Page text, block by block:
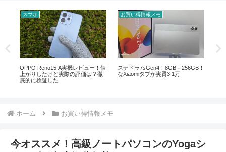
スマホ
OPPO Reno15 A実機レビュー！値
上がりしたけど実際の評価は？徹
底的に検証した
お買い得情報メモ
スナドラ7sGen4！8GB＋256GB！
なXiaomiタブが実質3.1万
ホーム お買い得情報メモ
今オススメ！高級ノートパソコンのYogaシ